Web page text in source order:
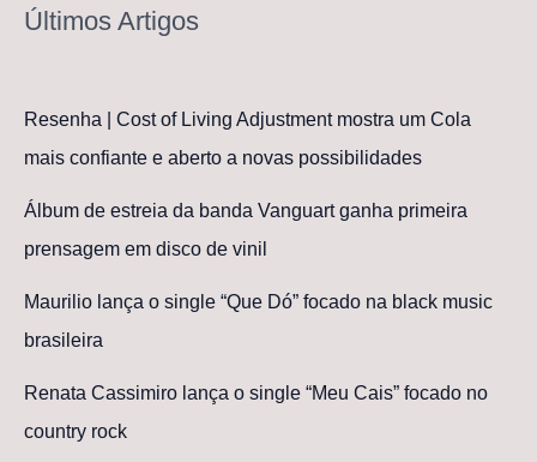
Últimos Artigos
Resenha | Cost of Living Adjustment mostra um Cola
mais confiante e aberto a novas possibilidades
Álbum de estreia da banda Vanguart ganha primeira
prensagem em disco de vinil
Maurilio lança o single “Que Dó” focado na black music
brasileira
Renata Cassimiro lança o single “Meu Cais” focado no
country rock